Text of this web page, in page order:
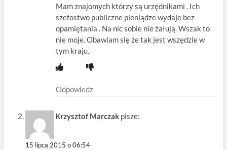
Mam znajomych którzy są urzędnikami . Ich
szefostwo publiczne pieniądze wydaje bez
opamiętania . Na nic sobie nie żałują. Wszak to
nie moje. Obawiam się że tak jest wszędzie w
tym kraju.
Odpowiedz
Krzysztof Marczak pisze:
15 lipca 2015 o 06:54